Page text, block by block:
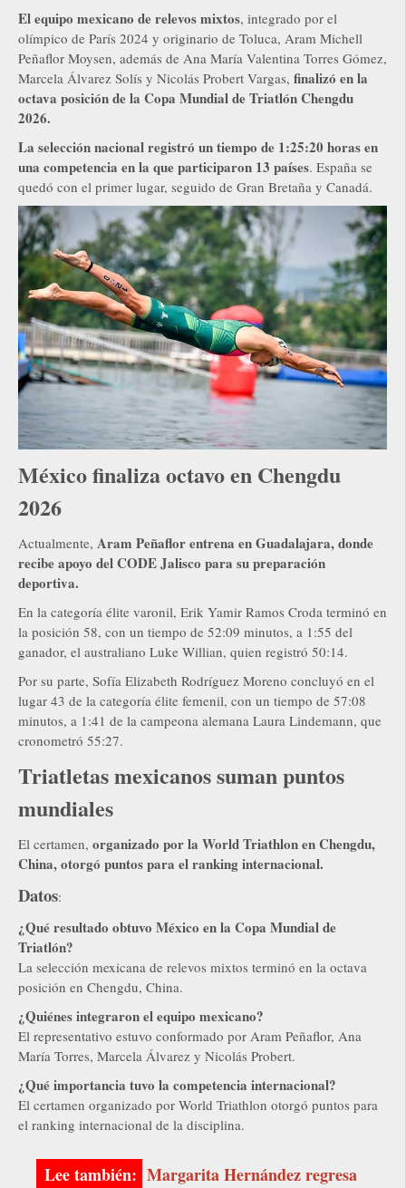
El equipo mexicano de relevos mixtos, integrado por el
olímpico de París 2024 y originario de Toluca, Aram Michell
Peñaflor Moysen, además de Ana María Valentina Torres Gómez,
Marcela Álvarez Solís y Nicolás Probert Vargas, finalizó en la
octava posición de la Copa Mundial de Triatlón Chengdu
2026.
La selección nacional registró un tiempo de 1:25:20 horas en
una competencia en la que participaron 13 países. España se
quedó con el primer lugar, seguido de Gran Bretaña y Canadá.
México finaliza octavo en Chengdu
2026
Actualmente, Aram Peñaflor entrena en Guadalajara, donde
recibe apoyo del CODE Jalisco para su preparación
deportiva.
En la categoría élite varonil, Erik Yamir Ramos Croda terminó en
la posición 58, con un tiempo de 52:09 minutos, a 1:55 del
ganador, el australiano Luke Willian, quien registró 50:14.
Por su parte, Sofía Elizabeth Rodríguez Moreno concluyó en el
lugar 43 de la categoría élite femenil, con un tiempo de 57:08
minutos, a 1:41 de la campeona alemana Laura Lindemann, que
cronometró 55:27.
Triatletas mexicanos suman puntos
mundiales
El certamen, organizado por la World Triathlon en Chengdu,
China, otorgó puntos para el ranking internacional.
Datos:
¿Qué resultado obtuvo México en la Copa Mundial de
Triatlón?
La selección mexicana de relevos mixtos terminó en la octava
posición en Chengdu, China.
¿Quiénes integraron el equipo mexicano?
El representativo estuvo conformado por Aram Peñaflor, Ana
María Torres, Marcela Álvarez y Nicolás Probert.
¿Qué importancia tuvo la competencia internacional?
El certamen organizado por World Triathlon otorgó puntos para
el ranking internacional de la disciplina.
Margarita Hernández regresa